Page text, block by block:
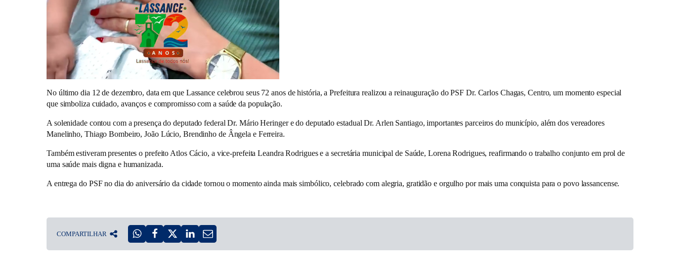
No último dia 12 de dezembro, data em que Lassance celebrou seus 72 anos de história, a Prefeitura realizou a reinauguração do PSF Dr. Carlos Chagas, Centro, um momento especial
que simboliza cuidado, avanços e compromisso com a saúde da população.
A solenidade contou com a presença do deputado federal Dr. Mário Heringer e do deputado estadual Dr. Arlen Santiago, importantes parceiros do município, além dos vereadores
Manelinho, Thiago Bombeiro, João Lúcio, Brendinho de Ângela e Ferreira.
Também estiveram presentes o prefeito Atlos Cácio, a vice-prefeita Leandra Rodrigues e a secretária municipal de Saúde, Lorena Rodrigues, reafirmando o trabalho conjunto em prol de
uma saúde mais digna e humanizada.
A entrega do PSF no dia do aniversário da cidade tornou o momento ainda mais simbólico, celebrado com alegria, gratidão e orgulho por mais uma conquista para o povo lassancense.
COMPARTILHAR